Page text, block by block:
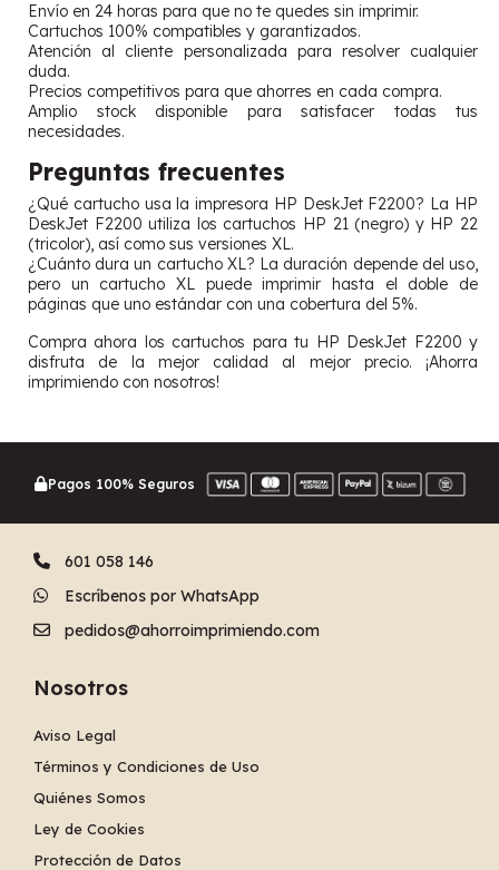
Envío en 24 horas para que no te quedes sin imprimir.
Cartuchos 100% compatibles y garantizados.
Atención al cliente personalizada para resolver cualquier
duda.
Precios competitivos para que ahorres en cada compra.
Amplio stock disponible para satisfacer todas tus
necesidades.
Preguntas frecuentes
¿Qué cartucho usa la impresora HP DeskJet F2200? La HP
DeskJet F2200 utiliza los cartuchos HP 21 (negro) y HP 22
(tricolor), así como sus versiones XL.
¿Cuánto dura un cartucho XL? La duración depende del uso,
pero un cartucho XL puede imprimir hasta el doble de
páginas que uno estándar con una cobertura del 5%.
Compra ahora los cartuchos para tu HP DeskJet F2200 y
disfruta de la mejor calidad al mejor precio. ¡Ahorra
imprimiendo con nosotros!
Pagos 100% Seguros
601 058 146
Escríbenos por WhatsApp
pedidos@ahorroimprimiendo.com
Nosotros
Aviso Legal
Términos y Condiciones de Uso
Quiénes Somos
Ley de Cookies
Protección de Datos